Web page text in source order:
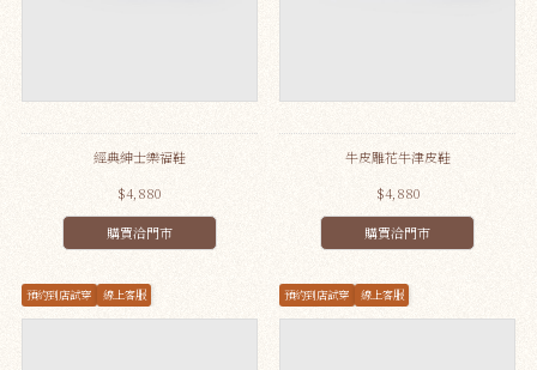
經典紳士樂福鞋
$4,880
購買洽門市
牛皮雕花牛津皮鞋
$4,880
購買洽門市
預約到店試穿 線上客服 預約到店試穿 線上客服